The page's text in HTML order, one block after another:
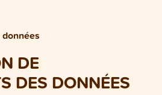
DE
DES DONNÉES